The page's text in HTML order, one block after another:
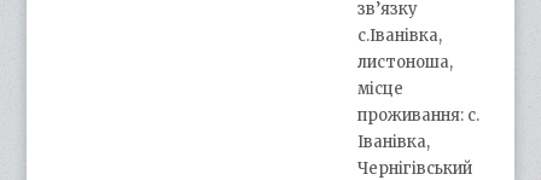
зв’язку
с.Іванівка,
листоноша,
місце
проживання: с.
Іванівка,
Чернігівський